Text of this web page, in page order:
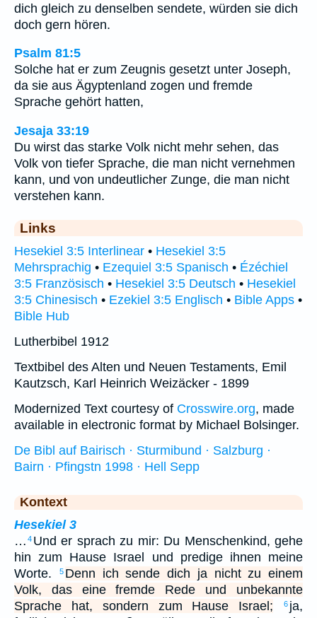
dich gleich zu denselben sendete, würden sie dich
doch gern hören.
Psalm 81:5
Solche hat er zum Zeugnis gesetzt unter Joseph,
da sie aus Ägyptenland zogen und fremde
Sprache gehört hatten,
Jesaja 33:19
Du wirst das starke Volk nicht mehr sehen, das
Volk von tiefer Sprache, die man nicht vernehmen
kann, und von undeutlicher Zunge, die man nicht
verstehen kann.
Links
Hesekiel 3:5 Interlinear • Hesekiel 3:5
Mehrsprachig • Ezequiel 3:5 Spanisch • Ézéchiel
3:5 Französisch • Hesekiel 3:5 Deutsch • Hesekiel
3:5 Chinesisch • Ezekiel 3:5 Englisch • Bible Apps •
Bible Hub
Lutherbibel 1912
Textbibel des Alten und Neuen Testaments, Emil
Kautzsch, Karl Heinrich Weizäcker - 1899
Modernized Text courtesy of Crosswire.org, made
available in electronic format by Michael Bolsinger.
De Bibl auf Bairisch · Sturmibund · Salzburg ·
Bairn · Pfingstn 1998 · Hell Sepp
Kontext
Hesekiel 3
… 4 Und er sprach zu mir: Du Menschenkind, gehe
hin zum Hause Israel und predige ihnen meine
Worte.
5 Denn ich sende dich ja nicht zu einem
Volk, das eine fremde Rede und unbekannte
Sprache hat, sondern zum Hause Israel;
6 ja,